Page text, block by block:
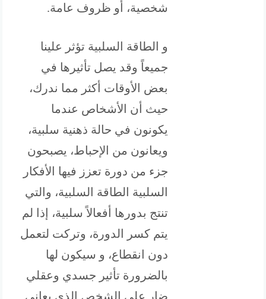
شخصية، أو ظروف عامة.
و الطاقة السلبية تؤثر علينا
جميعاً وقد يصل تأثيرها في
بعض الأوقات أكثر مما ندرك،
حيث أن الأشخاص عندما
يكونون في حالة ذهنية سلبية،
ويعانون من الإحباط، يصبحون
جزء من دورة تعزز فيها الأفكار
السلبية الطاقة السلبية، والتي
تنتج بدورها أفعالاً سلبية، إذا لم
يتم كسر الدورة، وتركت لتعمل
دون انقطاع، و سيكون لها
بالضرورة تأثير جسدي وعقلي
ضار على الشخص الذي يعاني